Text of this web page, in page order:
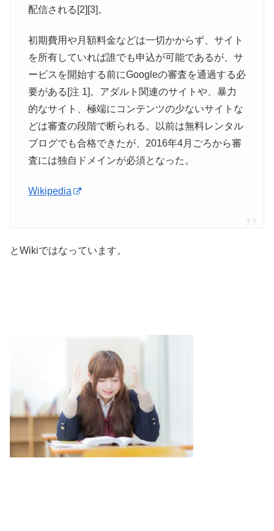
配信される[2][3]。
初期費用や月額料金などは一切かからず、サイト
を所有していれば誰でも申込が可能であるが、サ
ービスを開始する前にGoogleの審査を通過する必
要がある[注 1]。アダルト関連のサイトや、暴力
的なサイト、極端にコンテンツの少ないサイトな
どは審査の段階で断られる。以前は無料レンタル
ブログでも合格できたが、2016年4月ごろから審
査には独自ドメインが必須となった。
Wikipedia
とWikiではなっています。